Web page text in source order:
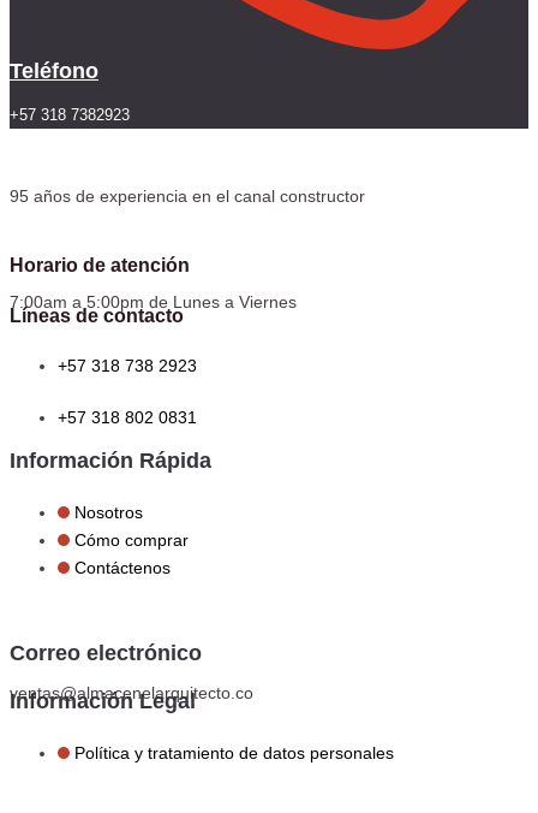
Teléfono
+57 318 7382923
95 años de experiencia en el canal constructor
Horario de atención
7:00am a 5:00pm de Lunes a Viernes
Líneas de contacto
+57 318 738 2923
+57 318 802 0831
Información Rápida
Nosotros
Cómo comprar
Contáctenos
Correo electrónico
ventas@almacenelarquitecto.co
Información Legal
Política y tratamiento de datos personales